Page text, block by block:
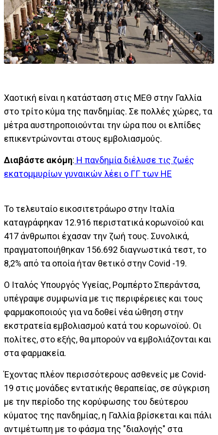
Χαοτική είναι η κατάσταση στις ΜΕΘ στην Γαλλία
στο τρίτο κύμα της πανδημίας. Σε πολλές χώρες, τα
μέτρα αυστηροποιούνται την ώρα που οι ελπίδες
επικεντρώνονται στους εμβολιασμούς.
Διαβάστε ακόμη: Η πανδημία διέλυσε τις ζωές
εκατομμυρίων γυναικών λέει ο ΓΓ των ΗΕ
Το τελευταίο εικοσιτετράωρο στην Ιταλία
καταγράφηκαν 12.916 περιστατικά κορωνοϊού και
417 άνθρωποι έχασαν την ζωή τους. Συνολικά,
πραγματοποιήθηκαν 156.692 διαγνωστικά τεστ, το
8,2% από τα οποία ήταν θετικό στην Covid -19.
Ο Ιταλός Υπουργός Υγείας, Ρομπέρτο Σπεράντσα,
υπέγραψε συμφωνία με τις περιφέρειες και τους
φαρμακοποιούς για να δοθεί νέα ώθηση στην
εκστρατεία εμβολιασμού κατά του κορωνοϊού. Οι
πολίτες, στο εξής, θα μπορούν να εμβολιάζονται και
στα φαρμακεία.
Έχοντας πλέον περισσότερους ασθενείς με Covid-
19 στις μονάδες εντατικής θεραπείας, σε σύγκριση
με την περίοδο της κορύφωσης του δεύτερου
κύματος της πανδημίας, η Γαλλία βρίσκεται και πάλι
αντιμέτωπη με το φάσμα της "διαλογής" στα